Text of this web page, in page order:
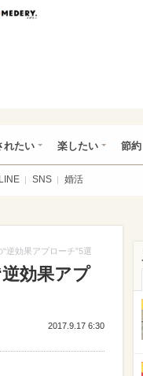
い肉
れたい 楽したい 節約
LINE SNS 婚活
逆効果アプローチ”5選
効果アプ
2017.9.17 6:30